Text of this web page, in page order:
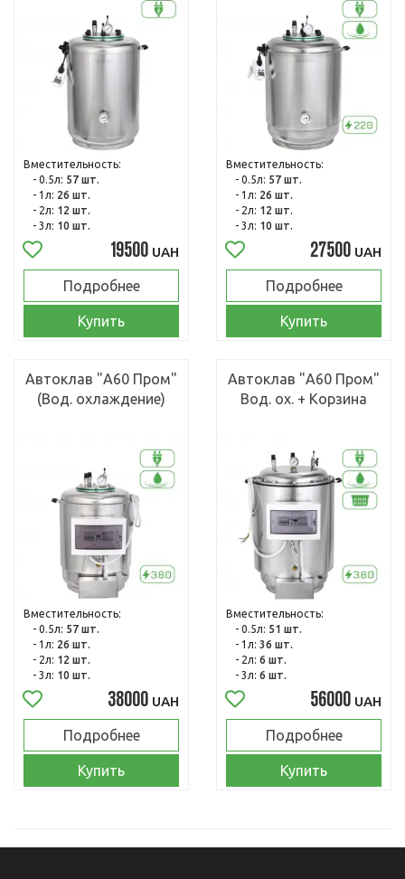
Вместительность:
- 0.5л: 57 шт.
- 1л: 26 шт.
- 2л: 12 шт.
- 3л: 10 шт.
19500 UAH
Подробнее
Купить
Вместительность:
- 0.5л: 57 шт.
- 1л: 26 шт.
- 2л: 12 шт.
- 3л: 10 шт.
27500 UAH
Подробнее
Купить
Автоклав "А60 Пром"
(Вод. охлаждение)
Вместительность:
- 0.5л: 57 шт.
- 1л: 26 шт.
- 2л: 12 шт.
- 3л: 10 шт.
38000 UAH
Подробнее
Купить
Автоклав "А60 Пром"
Вод. ох. + Корзина
Вместительность:
- 0.5л: 51 шт.
- 1л: 36 шт.
- 2л: 6 шт.
- 3л: 6 шт.
56000 UAH
Подробнее
Купить